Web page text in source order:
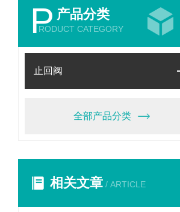
P 产品分类
RODUCT CATEGORY
止回阀
全部产品分类
相关文章 / ARTICLE